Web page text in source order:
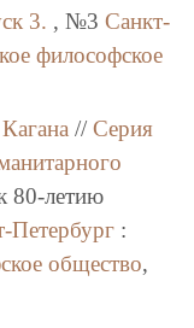
3. , №3 Санкт-
философское
// Серия
80-летию
Петербург:
общество,